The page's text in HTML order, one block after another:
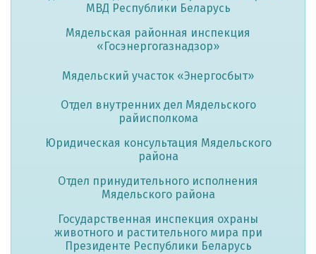
МВД Республики Беларусь
Мядельская районная инспекция
«Госэнергогазнадзор»
Мядельский участок «Энергосбыт»
Отдел внутренних дел Мядельского
райисполкома
Юридическая консультация Мядельского
района
Отдел принудительного исполнения
Мядельского района
Государственная инспекция охраны
животного и растительного мира при
Президенте Республики Беларусь